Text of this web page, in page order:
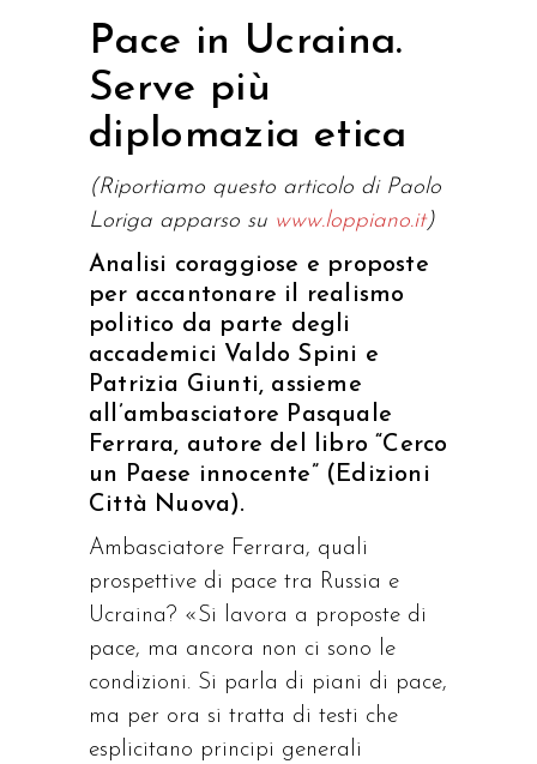
Pace in Ucraina.
Serve più
diplomazia etica
(Riportiamo questo articolo di Paolo
Loriga apparso su www.loppiano.it)
Analisi coraggiose e proposte
per accantonare il realismo
politico da parte degli
accademici Valdo Spini e
Patrizia Giunti, assieme
all’ambasciatore Pasquale
Ferrara, autore del libro “Cerco
un Paese innocente” (Edizioni
Città Nuova).
Ambasciatore Ferrara, quali
prospettive di pace tra Russia e
Ucraina? «Si lavora a proposte di
pace, ma ancora non ci sono le
condizioni. Si parla di piani di pace,
ma per ora si tratta di testi che
esplicitano principi generali